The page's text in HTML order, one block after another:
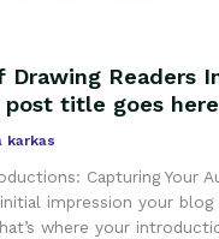
Drawing Readers
title goes here
karkas
Capturing Your
impression your blog
where your